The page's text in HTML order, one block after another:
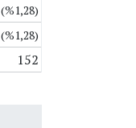
(%1,28)
(%1,28)
152